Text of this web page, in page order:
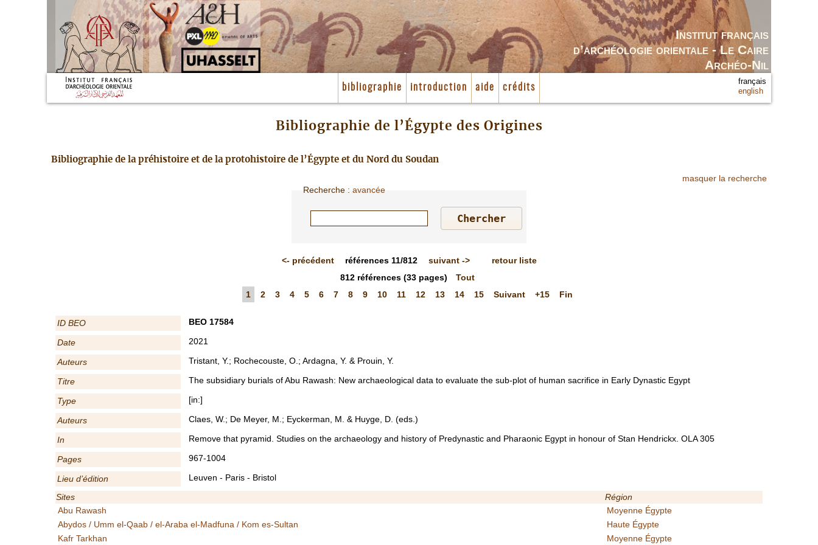
Institut français
d’archéologie orientale - Le Caire
Archéo-Nil
bibliographie introduction aide crédits
français
english
Bibliographie de l’Égypte des Origines
Bibliographie de la préhistoire et de la protohistoire de l’Égypte et du Nord du Soudan
masquer la recherche
Recherche :avancée
<- précédent références11/812 suivant->
retour liste
812 références(33 pages)
Tout
1
2 3 4 5 6 7 8 9 10 11 12 13 14 15 Suivant +15 Fin
ID BEO BEO 17584
Date 2021
Auteurs Tristant, Y.; Rochecouste, O.; Ardagna, Y. & Prouin, Y.
Titre The subsidiary burials of Abu Rawash: New archaeological data to evaluate the sub-plot of human sacrifice in Early Dynastic Egypt
Type [in:]
Auteurs Claes, W.; De Meyer, M.; Eyckerman, M. & Huyge, D. (eds.)
In Remove that pyramid. Studies on the archaeology and history of Predynastic and Pharaonic Egypt in honour of Stan Hendrickx. OLA 305
Pages 967-1004
Lieu d’édition
Leuven - Paris - Bristol
Sites
Région
Abu Rawash
Moyenne Égypte
Abydos / Umm el-Qaab / el-Araba el-Madfuna / Kom es-Sultan
Haute Égypte
Kafr Tarkhan
Moyenne Égypte